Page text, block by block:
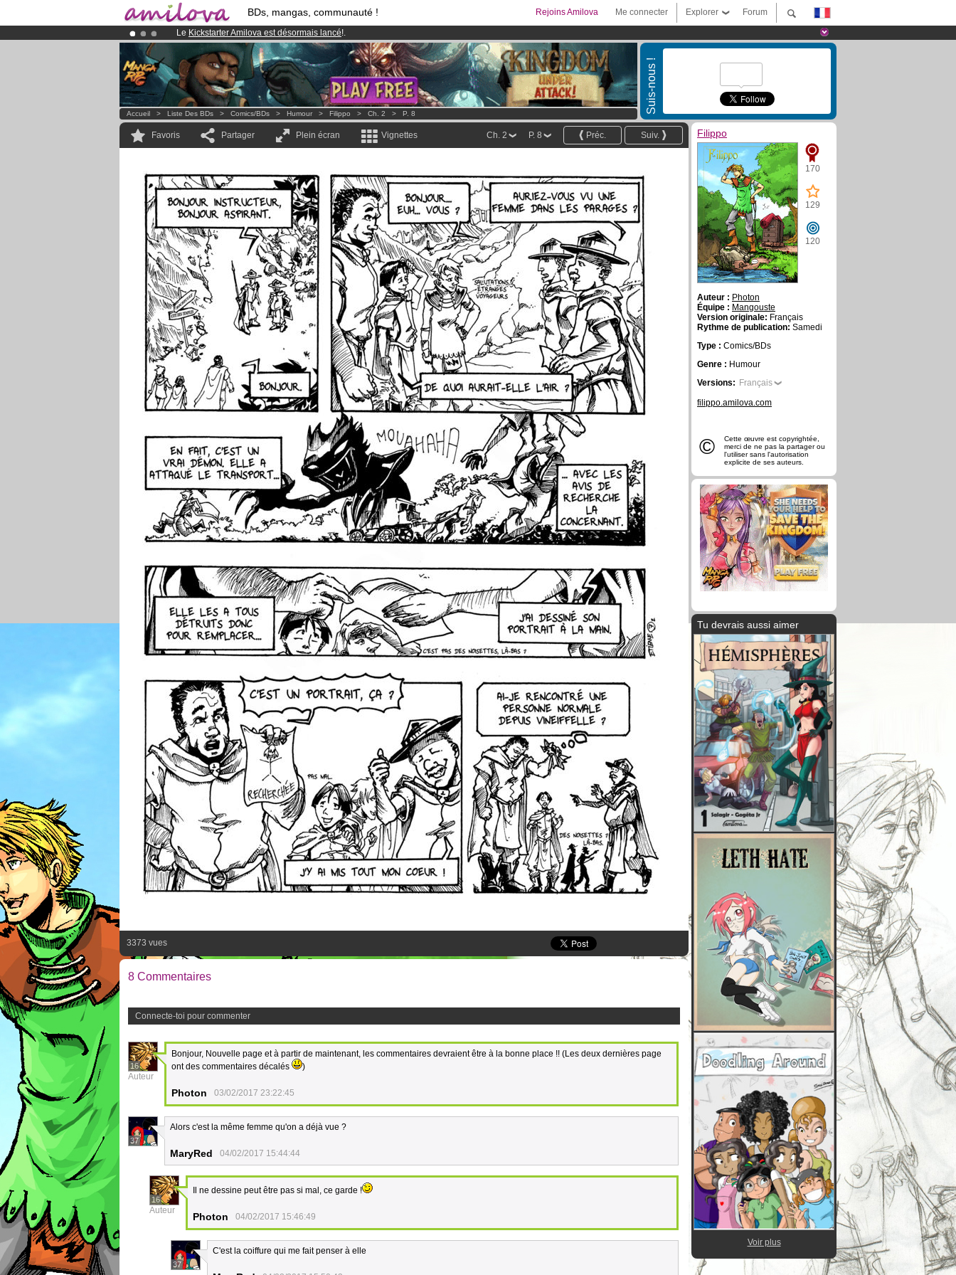
BDs, mangas, communauté ! Forum
Explorer
Me connecter
Rejoins Amilova
Le Kickstarter Amilova est désormais lancé!.
Abonnement premium: à partir de3.95 eurospar mois !Clique ici pour t'abonner
Déjà 134393membreset 1208BDs & Mangas!
Suis-nous !
Accueil > Liste Des BDs > Comics/BDs > Humour > Filippo > Ch. 2 > P. 8
Favoris Partager Plein écran Vignettes Suiv.
Préc.
P. 8
Ch. 2
3373 vues
8 Commentaires
Connecte-toi pour commenter
16
Auteur
Bonjour, Nouvelle page et à partir de maintenant, les commentaires devraient être à la bonne place !! (Les deux dernières page
ont des commentaires décalés
)
Photon 03/02/2017 23:22:45
37
Alors c'est la même femme qu'on a déjà vue ?
MaryRed 04/02/2017 15:44:44
16
Auteur
Il ne dessine peut être pas si mal, ce garde !
Photon 04/02/2017 15:46:49
37
C'est la coiffure qui me fait penser à elle
Filippo
170
129
120
Auteur : Photon
Équipe : Mangouste
Version originale: Français
Rythme de publication: Samedi
Type : Comics/BDs
Genre : Humour
Versions: Français
filippo.amilova.com
©
Cette œuvre est copyrightée,
merci de ne pas la partager ou
l'utiliser sans l'autorisation
explicite de ses auteurs.
Tu devrais aussi aimer
Voir plus